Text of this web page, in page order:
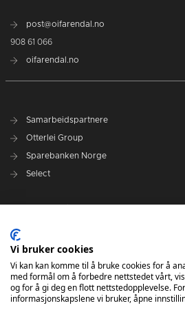
post@oifarendal.no
908 61 066
oifarendal.no
Samarbeidspartnere
Otterlei Group
Sparebanken Norge
Select
Spillerstall
Administrasjon
Styret
Vi bruker cookies
Vi kan kan komme til å bruke cookies for å
med formål om å forbedre nettstedet vårt,
og for å gi deg en flott nettstedopplevelse.
informasjonskapslene vi bruker, åpne